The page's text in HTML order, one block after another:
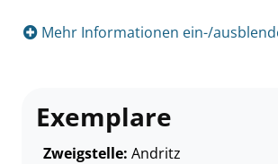
Mehr Informationen ein-/
Exemplare
Zweigstelle: Andritz